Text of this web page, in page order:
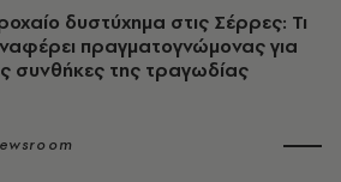
δυστύχημα στις Σέρρες: Τι
πραγματογνώμονας για
συνθήκες της τραγωδίας